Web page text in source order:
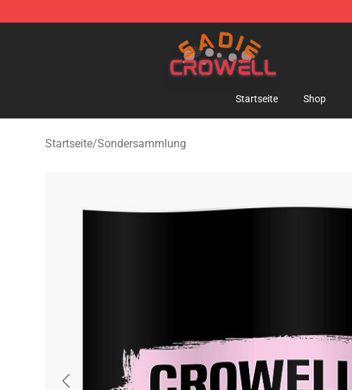
Sadie Crowell Store - Official Sadie Crowell Merchandise Shop
Startseite Shop
Startseite/Sondersammlung